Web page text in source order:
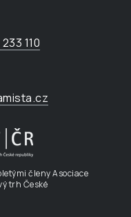
110
členy Asociace
trh České